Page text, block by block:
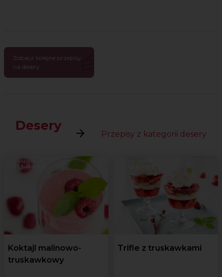
Zobacz kolejne przepisy
na desery
Desery
Przepisy z kategorii desery
Koktajl malinowo-
truskawkowy
Trifle z truskawkami